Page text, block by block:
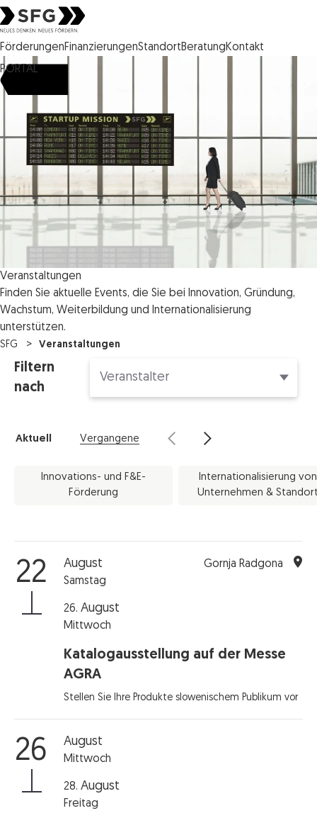
Steirische Wirtschaftsförderungsgesellschaft mbH SFG Logo
FörderungenFinanzierungenStandortBeratungKontakt
PORTAL
Veranstaltungen
Finden Sie aktuelle Events, die Sie bei Innovation, Gründung,
Wachstum, Weiterbildung und Internationalisierung
unterstützen.
SFG Veranstaltungen
Filtern
nach
Aktuell Vergangene
Innovations- und F&E-
Förderung
Internationalisierung von
Unternehmen &
22 August
Samstag
26. August
Mittwoch
Katalogausstellung auf der Messe
AGRA
Stellen Sie Ihre Produkte slowenischem Publikum vor
Gornja Radgona
26 August
Mittwoch
28. August
Freitag